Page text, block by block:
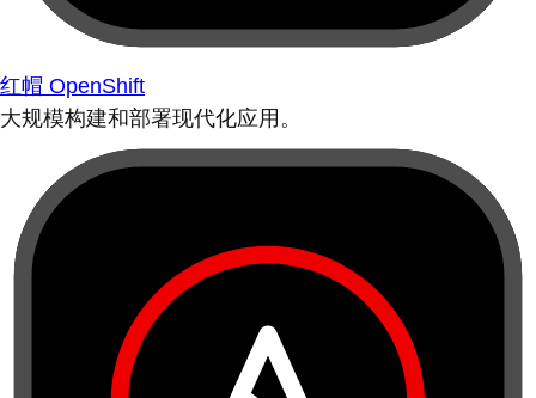
红帽 OpenShift
大规模构建和部署现代化应用。